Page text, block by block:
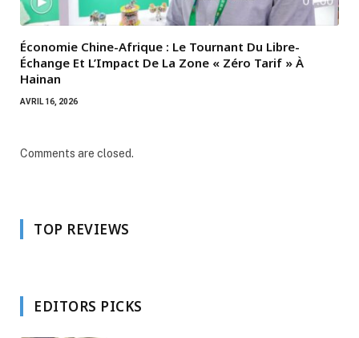
Économie Chine-Afrique : Le Tournant Du Libre-
Échange Et L’Impact De La Zone « Zéro Tarif » À
Hainan
AVRIL 16, 2026
Comments are closed.
TOP REVIEWS
EDITORS PICKS